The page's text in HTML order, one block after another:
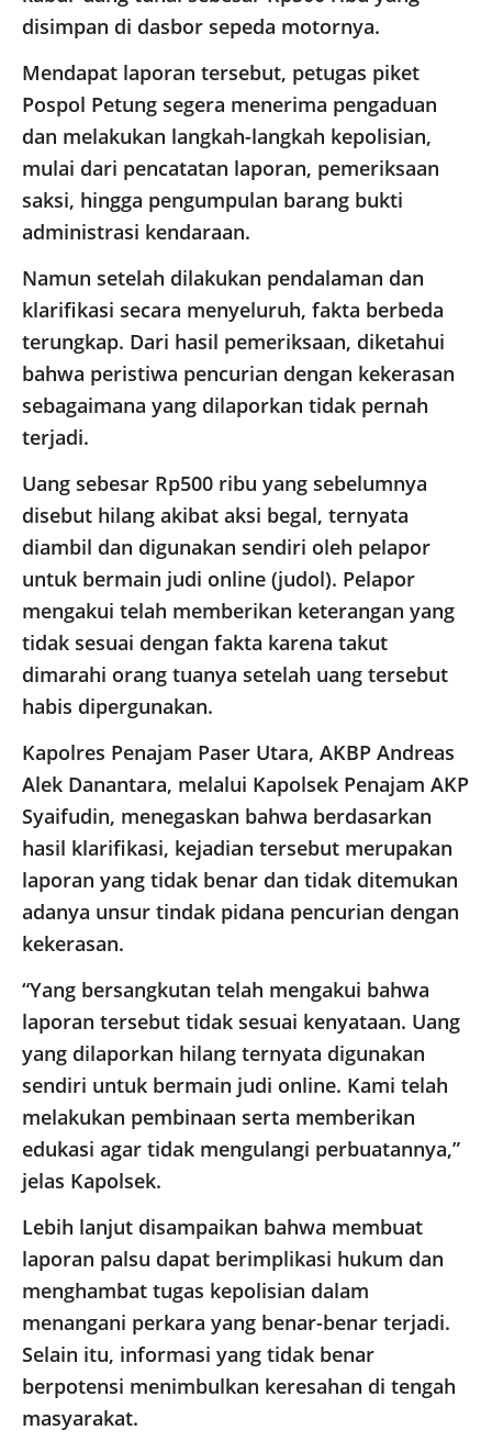
disimpan di dasbor sepeda motornya.
Mendapat laporan tersebut, petugas piket
Pospol Petung segera menerima pengaduan
dan melakukan langkah-langkah kepolisian,
mulai dari pencatatan laporan, pemeriksaan
saksi, hingga pengumpulan barang bukti
administrasi kendaraan.
Namun setelah dilakukan pendalaman dan
klarifikasi secara menyeluruh, fakta berbeda
terungkap. Dari hasil pemeriksaan, diketahui
bahwa peristiwa pencurian dengan kekerasan
sebagaimana yang dilaporkan tidak pernah
terjadi.
Uang sebesar Rp500 ribu yang sebelumnya
disebut hilang akibat aksi begal, ternyata
diambil dan digunakan sendiri oleh pelapor
untuk bermain judi online (judol). Pelapor
mengakui telah memberikan keterangan yang
tidak sesuai dengan fakta karena takut
dimarahi orang tuanya setelah uang tersebut
habis dipergunakan.
Kapolres Penajam Paser Utara, AKBP Andreas
Alek Danantara, melalui Kapolsek Penajam AKP
Syaifudin, menegaskan bahwa berdasarkan
hasil klarifikasi, kejadian tersebut merupakan
laporan yang tidak benar dan tidak ditemukan
adanya unsur tindak pidana pencurian dengan
kekerasan.
“Yang bersangkutan telah mengakui bahwa
laporan tersebut tidak sesuai kenyataan. Uang
yang dilaporkan hilang ternyata digunakan
sendiri untuk bermain judi online. Kami telah
melakukan pembinaan serta memberikan
edukasi agar tidak mengulangi perbuatannya,”
jelas Kapolsek.
Lebih lanjut disampaikan bahwa membuat
laporan palsu dapat berimplikasi hukum dan
menghambat tugas kepolisian dalam
menangani perkara yang benar-benar terjadi.
Selain itu, informasi yang tidak benar
berpotensi menimbulkan keresahan di tengah
masyarakat.